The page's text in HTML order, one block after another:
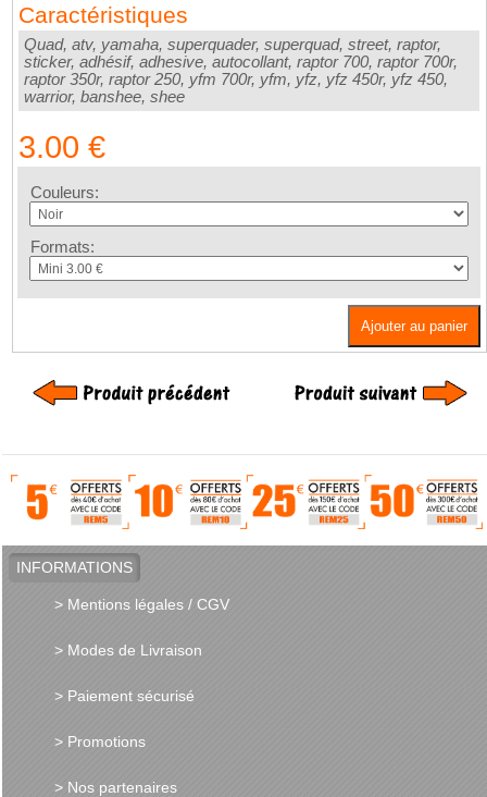
Caractéristiques
Quad, atv, yamaha, superquader, superquad, street, raptor,
sticker, adhésif, adhesive, autocollant, raptor 700, raptor 700r,
raptor 350r, raptor 250, yfm 700r, yfm, yfz, yfz 450r, yfz 450,
warrior, banshee, shee
3.00 €
Couleurs:
Formats:
Ajouter au panier
INFORMATIONS
> Mentions légales / CGV
> Modes de Livraison
> Paiement sécurisé
> Promotions
> Nos partenaires